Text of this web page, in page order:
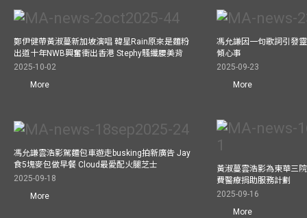
鄭伊健帶黃淑蔓新加坡演唱 韓星Rain原來是麵粉
出道十年NWB興奮衝出香港 Stephy騷纖腰美背
2025-10-02
More
馮允謙因一句歌詞引發
傾心事
2025-09-23
More
馮允謙雲浩影駕麵包車遊走busking拍新廣告 Jay
食5塊麥包做早餐 Cloud最愛配火腿芝士
2025-09-18
More
黃淑蔓雲浩影為東華三
費醫療捐助服務計劃
2025-09-16
More